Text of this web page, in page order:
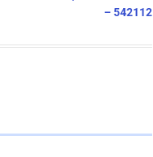
– 542112